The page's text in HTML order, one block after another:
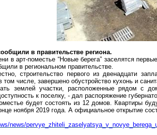
в правительстве региона.
в арт-поместье “Новые берега” заселятся
в региональном правительстве.
строительство первого из двенадцати
числе, завершено обустройство кухонь и
землей участки, расположенные рядом с
к поселку, - дал распоряжение
будет состоять из 12 домов. Квартиры
ноября 2019 года. А официальное открытие
news/pervye_zhiteli_zaselyatsya_v_novye_berega_